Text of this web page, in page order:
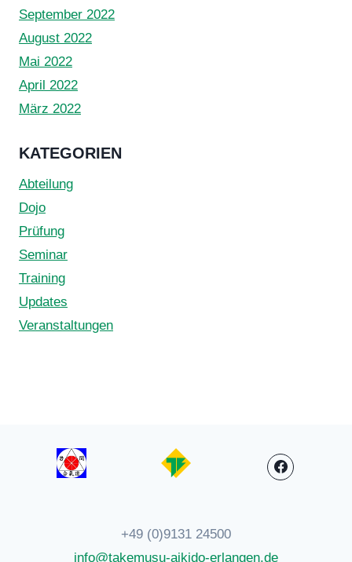
September 2022
August 2022
Mai 2022
April 2022
März 2022
KATEGORIEN
Abteilung
Dojo
Prüfung
Seminar
Training
Updates
Veranstaltungen
+49 (0)9131 24500
info@takemusu-aikido-erlangen.de